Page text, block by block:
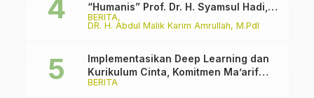
BERITA
DR. H. Abdul Malik Karim Amrullah, M.PdI
“Humanis” Prof. Dr. H. Syamsul Hadi,
M.Pd., M.Ed.
BERITA
Implementasikan Deep Learning dan
Kurikulum Cinta, Komitmen Ma’arif
PCNU Kabupaten Malang Melawan